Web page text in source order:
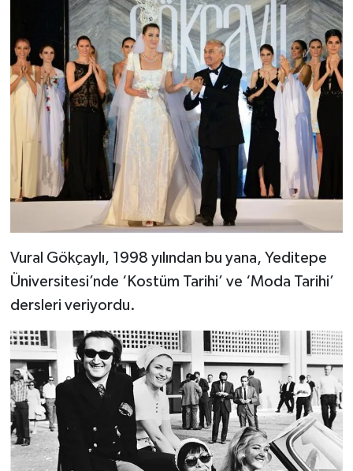
Vural Gökçaylı, 1998 yılından bu yana, Yeditepe
Üniversitesi’nde ‘Kostüm Tarihi’ ve ‘Moda Tarihi’
dersleri veriyordu.